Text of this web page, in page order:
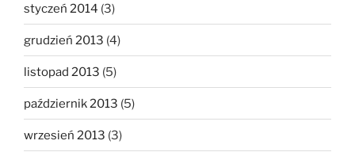
styczeń 2014 (3)
grudzień 2013 (4)
listopad 2013 (5)
październik 2013 (5)
wrzesień 2013 (3)